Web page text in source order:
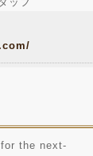
for the next-